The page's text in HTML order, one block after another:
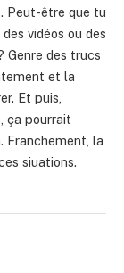
Peut-être que tu
vidéos ou des
Genre des trucs
et la
Et puis,
ça pourrait
Franchement, la
siuations.